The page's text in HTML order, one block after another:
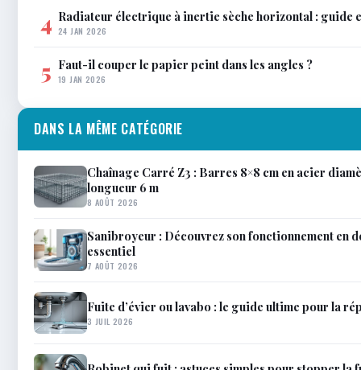
4 Radiateur électrique à inertie sèche horizontal : guide
24 JAN 2026
5 Faut-il couper le papier peint dans les angles ?
19 JAN 2026
DANS LA MÊME CATÉGORIE
Chaînage Carré Z3 : Barres 8×8 cm en acier
longueur 6 m
8 AOÛT 2026
Sanibroyeur : Découvrez son fonctionnement en
essentiel
7 AOÛT 2026
Fuite d’évier ou lavabo : le guide ultime pour la
3 JUIL 2026